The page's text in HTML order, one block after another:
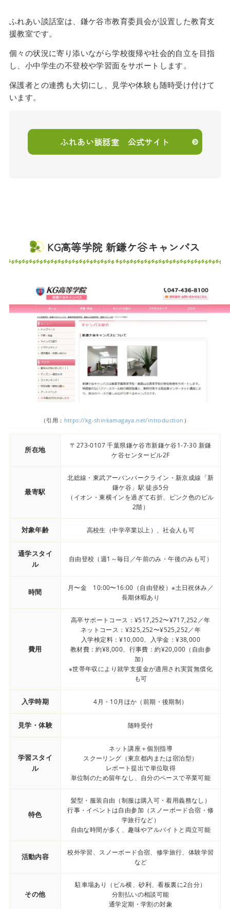
ふれあい談話室は、鎌ケ谷市教育委員会が設置した教育支
援教室です。
個々の状況に寄り添いながら学校復帰や社会的自立を目指
し、小中学生の不登校や学習面をサポートします。
保護者との連携も大切にし、見学や体験も随時受け付けて
います。
ふれあい談話室 公式サイト
KG高等学院 新鎌ケ谷キャンパス
（引用： https://kg-shinkamagaya.net/introduction ）
所在地
〒273-0107 千葉県鎌ケ谷市新鎌ケ谷1-7-30 新鎌
ケ谷センタービル2F
最寄駅
北総線・東武アーバンパークライン・新京成線「新
鎌ケ谷」駅 徒歩5分
（イオン・東横インを過ぎて右折、ピンク色のビル
2階）
対象年齢 高校生（中学卒業以上）、社会人も可
通学スタイ
ル
自由登校（週1～毎日／午前のみ・午後のみも可）
時間
月〜金 10:00〜16:00（自由登校）※土日祝休み／
長期休暇あり
費用
高卒サポートコース：¥517,252〜¥717,252／年
ネットコース：¥325,252〜¥525,252／年
入学検定料：¥10,000、入学金：¥38,000
教材費：約¥8,000、行事費：約¥20,000（自由参
加）
※世帯年収により就学支援金が適用され実質無償化
も可
入学時期 4月・10月ほか（前期・後期制）
見学・体験 随時受付
学習スタイ
ル
ネット講座＋個別指導
スクーリング（東京都内または宿泊型）
レポート提出で単位取得
単位制のため留年なし、自分のペースで卒業可能
特色
髪型・服装自由（制服は購入可・着用義務なし）
行事・イベントは自由参加（スノーボード合宿・修
学旅行など）
自由な時間が多く、趣味やアルバイトと両立可能
活動内容
校外学習、スノーボード合宿、修学旅行、体験学習
など
その他
駐車場あり（ビル横、砂利、看板裏に2台分）
分割払いの相談可能
通学定期・学割の対象